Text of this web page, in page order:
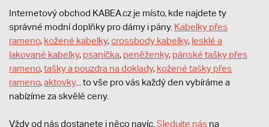
Internetový obchod KABEA.cz je místo, kde najdete ty
správné modní doplňky pro dámy i pány. Kabelky přes
rameno, kožené kabelky,crossbody kabelky, lesklé a
lakované kabelky, psaníčka, peněženky, pánské tašky přes
rameno,tašky a pouzdra na doklady, kožené tašky přes
rameno,aktovky... to vše pro vás každý den vybíráme a
nabízíme za skvělé ceny.
Vždy od nás dostanete i něco navíc. Sledujte nás na